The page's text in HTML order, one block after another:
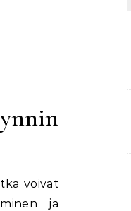
voivat
ja